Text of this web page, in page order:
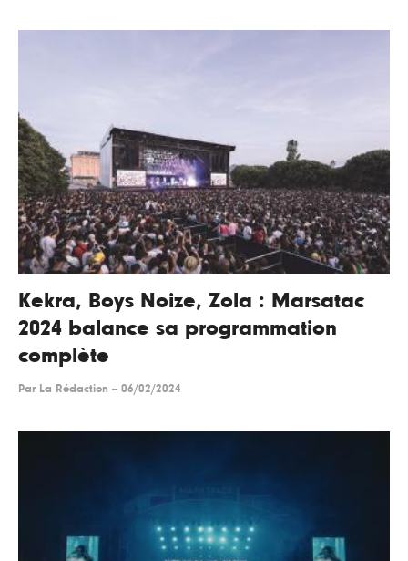
Kekra, Boys Noize, Zola : Marsatac
2024 balance sa programmation
complète
Par La Rédaction -- 06/02/2024